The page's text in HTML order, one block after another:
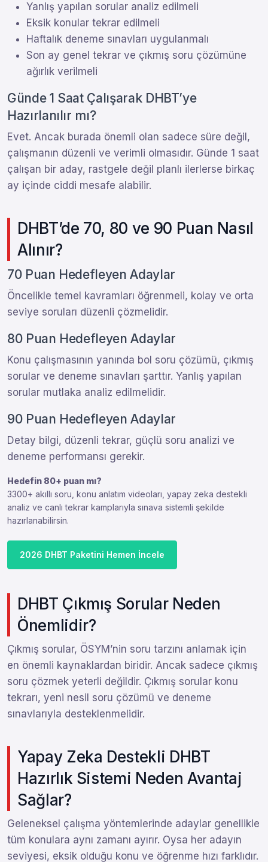
Yanlış yapılan sorular analiz edilmeli
Eksik konular tekrar edilmeli
Haftalık deneme sınavları uygulanmalı
Son ay genel tekrar ve çıkmış soru çözümüne
ağırlık verilmeli
Günde 1 Saat Çalışarak DHBT’ye
Hazırlanılır mı?
Evet. Ancak burada önemli olan sadece süre değil,
çalışmanın düzenli ve verimli olmasıdır. Günde 1 saat
çalışan bir aday, rastgele değil planlı ilerlerse birkaç
ay içinde ciddi mesafe alabilir.
DHBT’de 70, 80 ve 90 Puan Nasıl
Alınır?
70 Puan Hedefleyen Adaylar
Öncelikle temel kavramları öğrenmeli, kolay ve orta
seviye soruları düzenli çözmelidir.
80 Puan Hedefleyen Adaylar
Konu çalışmasının yanında bol soru çözümü, çıkmış
sorular ve deneme sınavları şarttır. Yanlış yapılan
sorular mutlaka analiz edilmelidir.
90 Puan Hedefleyen Adaylar
Detay bilgi, düzenli tekrar, güçlü soru analizi ve
deneme performansı gerekir.
Hedefin 80+ puan mı?
3300+ akıllı soru, konu anlatım videoları, yapay zeka destekli
analiz ve canlı tekrar kamplarıyla sınava sistemli şekilde
hazırlanabilirsin.
2026 DHBT Paketini Hemen İncele
DHBT Çıkmış Sorular Neden
Önemlidir?
Çıkmış sorular, ÖSYM’nin soru tarzını anlamak için
en önemli kaynaklardan biridir. Ancak sadece çıkmış
soru çözmek yeterli değildir. Çıkmış sorular konu
tekrarı, yeni nesil soru çözümü ve deneme
sınavlarıyla desteklenmelidir.
Yapay Zeka Destekli DHBT
Hazırlık Sistemi Neden Avantaj
Sağlar?
Geleneksel çalışma yöntemlerinde adaylar genellikle
tüm konulara aynı zamanı ayırır. Oysa her adayın
seviyesi, eksik olduğu konu ve öğrenme hızı farklıdır.